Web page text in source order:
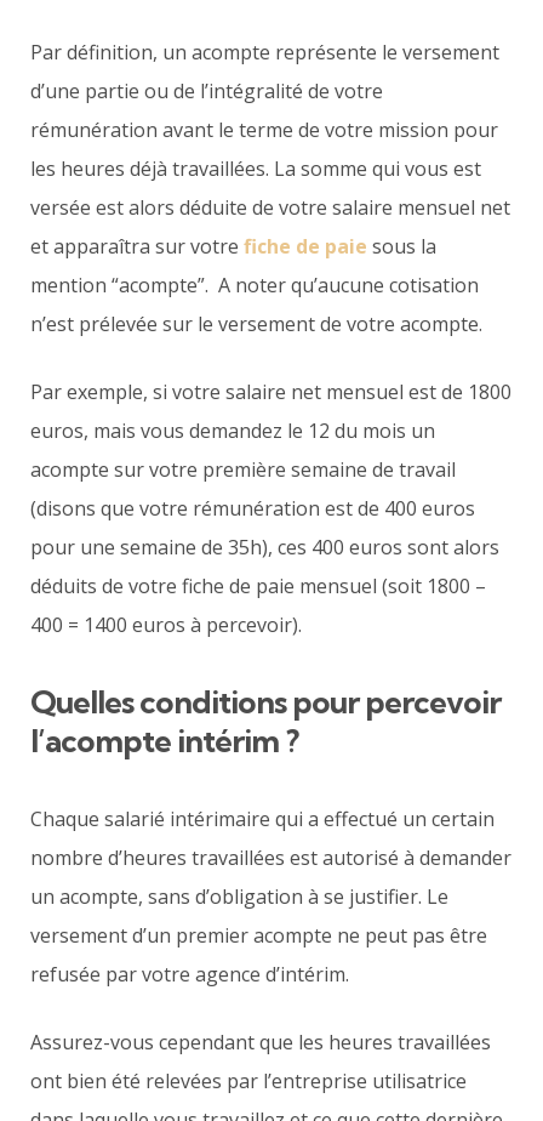
Par définition, un acompte représente le versement
d’une partie ou de l’intégralité de votre
rémunération avant le terme de votre mission pour
les heures déjà travaillées. La somme qui vous est
versée est alors déduite de votre salaire mensuel net
et apparaîtra sur votre fiche de paie sous la
mention “acompte”. A noter qu’aucune cotisation
n’est prélevée sur le versement de votre acompte.
Par exemple, si votre salaire net mensuel est de 1800
euros, mais vous demandez le 12 du mois un
acompte sur votre première semaine de travail
(disons que votre rémunération est de 400 euros
pour une semaine de 35h), ces 400 euros sont alors
déduits de votre fiche de paie mensuel (soit 1800 –
400 = 1400 euros à percevoir).
Quelles conditions pour percevoir
l’acompte intérim ?
Chaque salarié intérimaire qui a effectué un certain
nombre d’heures travaillées est autorisé à demander
un acompte, sans d’obligation à se justifier. Le
versement d’un premier acompte ne peut pas être
refusée par votre agence d’intérim.
Assurez-vous cependant que les heures travaillées
ont bien été relevées par l’entreprise utilisatrice